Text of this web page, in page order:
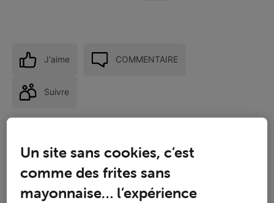
J'aime COMMENTAIRE
Suivre
Un site sans cookies, c’est
comme des frites sans
mayonnaise… l’expérience